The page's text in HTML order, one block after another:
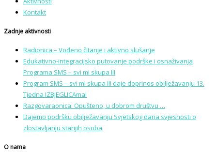
Kontakt
Zadnje aktivnosti
Radionica – Vođeno čitanje i aktivno slušanje
Edukativno-integracijsko putovanje podrške i osnaživanja
Programa SMS – svi mi skupa III
Program SMS – svi mi skupa III daje doprinos obilježavanju 13.
Tjedna IZBJEGLICAma!
Razgovaraonica: Opušteno, u dobrom društvu …
Dajemo podršku obilježavanju Svjetskog dana svjesnosti o
zlostavljanju starijih osoba
O nama